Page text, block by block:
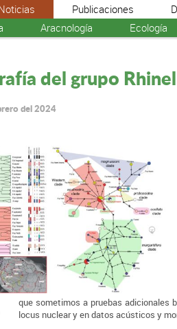
Publicaciones
Aracnología Ecología
del grupo
del 2024
que sometimos a pruebas adicionales
locus nuclear y en datos acústicos y